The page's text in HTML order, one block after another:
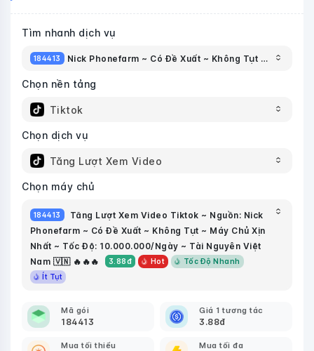
Tìm nhanh dịch vụ
184413 Nick Phonefarm ~ Có Đề Xuất ~ Không Tụt ~ Máy Chủ Xịn Nhất ~ Tốc Độ: 10.000.000/Ngày ~ Tài Nguyên Việt Nam 🇻🇳 🔥🔥🔥
Chọn nền tảng
Tiktok
Chọn dịch vụ
Tăng Lượt Xem Video
Chọn máy chủ
184413
Tăng Lượt Xem Video Tiktok ~ Nguồn: Nick
Phonefarm ~ Có Đề Xuất ~ Không Tụt ~ Máy Chủ Xịn
Nhất ~ Tốc Độ: 10.000.000/Ngày ~ Tài Nguyên Việt
Nam 🇻🇳 🔥🔥🔥
3.88đ Hot
Tốc Độ Nhanh
Ít Tụt
Mã gói
184413
Giá 1 tương tác
3.88đ
Mua tối thiểu Mua tối đa